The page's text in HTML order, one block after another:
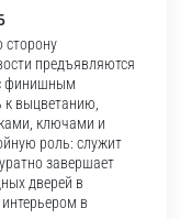
сторону
предъявляются
финишным
к выцветанию,
ключами и
роль: служит
завершает
дверей в
в